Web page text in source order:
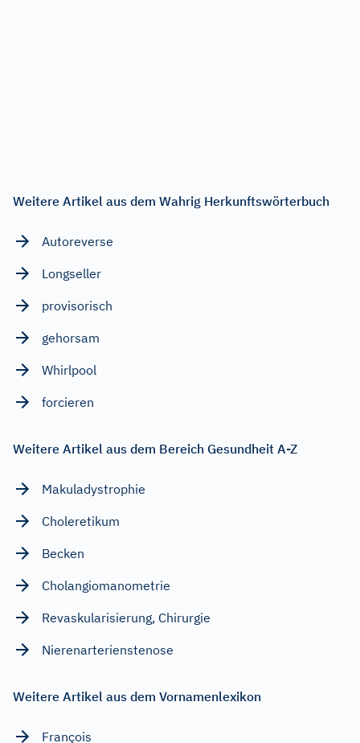
Weitere Artikel aus dem Wahrig Herkunftswörterbuch
Autoreverse
Longseller
provisorisch
gehorsam
Whirlpool
forcieren
Weitere Artikel aus dem Bereich Gesundheit A-Z
Makuladystrophie
Choleretikum
Becken
Cholangiomanometrie
Revaskularisierung, Chirurgie
Nierenarterienstenose
Weitere Artikel aus dem Vornamenlexikon
François